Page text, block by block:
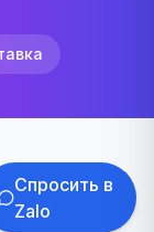
Спросить в
Zalo